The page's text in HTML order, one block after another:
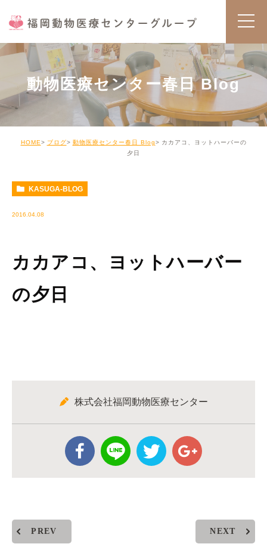
動物医療センター春日 Blog
HOME ブログ 動物医療センター春日 Blog
カカアコ、ヨットハーバーの
夕日
KASUGA-BLOG
2016.04.08
カカアコ、ヨットハーバー
の夕日
株式会社福岡動物医療センター
PREV NEXT